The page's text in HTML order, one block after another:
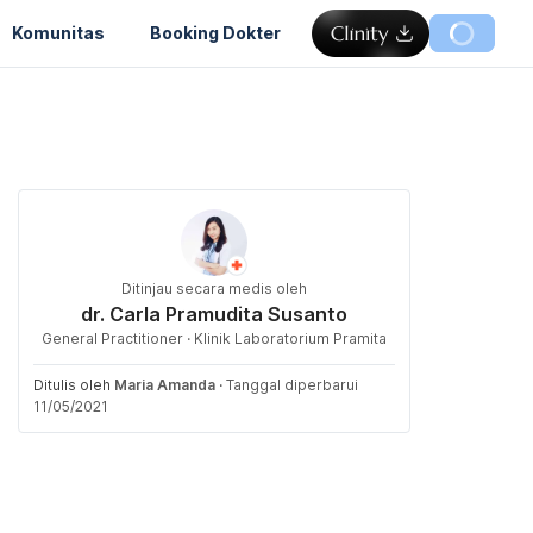
Komunitas Booking Dokter
Ditinjau secara medis oleh
dr. Carla Pramudita Susanto
General Practitioner · Klinik Laboratorium Pramita
Ditulis oleh Maria Amanda · Tanggal diperbarui
11/05/2021